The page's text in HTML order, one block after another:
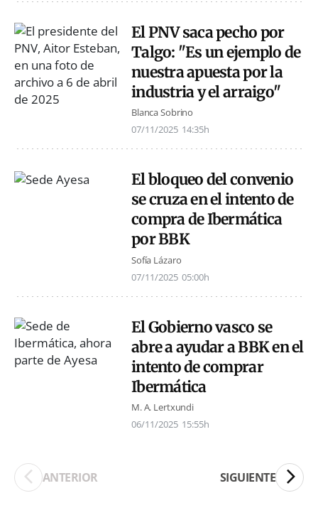
El PNV saca pecho por
Talgo: "Es un ejemplo de
nuestra apuesta por la
industria y el arraigo"
Blanca Sobrino
07/11/2025 14:35h
El bloqueo del convenio
se cruza en el intento de
compra de Ibermática
por BBK
Sofía Lázaro
07/11/2025 05:00h
El Gobierno vasco se
abre a ayudar a BBK en el
intento de comprar
Ibermática
M. A. Lertxundi
06/11/2025 15:55h
ANTERIOR SIGUIENTE